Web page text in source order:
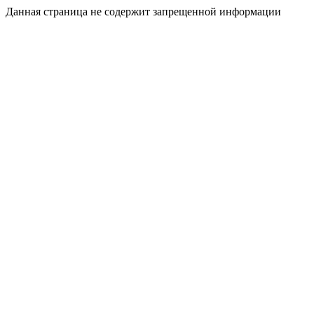
Данная страница не содержит запрещенной информации